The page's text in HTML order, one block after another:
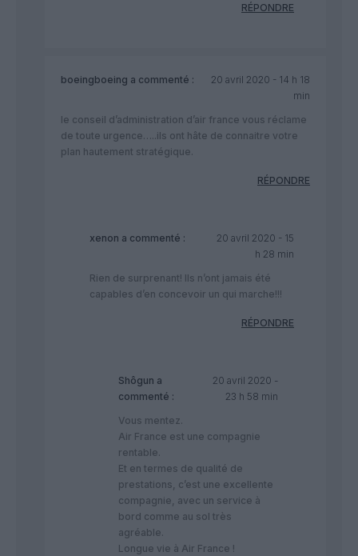
RÉPONDRE
boeingboeing a commenté :
20 avril 2020 - 14 h 18
min
le conseil d’administration d’air france vous réclame
de toute urgence…..ils ont hâte de connaitre votre
plan hautement stratégique.
RÉPONDRE
xenon a commenté :
20 avril 2020 - 15
h 28 min
Rien de surprenant! Ils n’ont jamais été
capables d’en concevoir un qui marche!!!
RÉPONDRE
Shôgun a
commenté :
20 avril 2020 -
23 h 58 min
Vous mentez.
Air France est une compagnie
rentable.
Et en termes de qualité de
prestations, c’est une excellente
compagnie, avec un service à
bord comme au sol très
agréable.
Longue vie à Air France !